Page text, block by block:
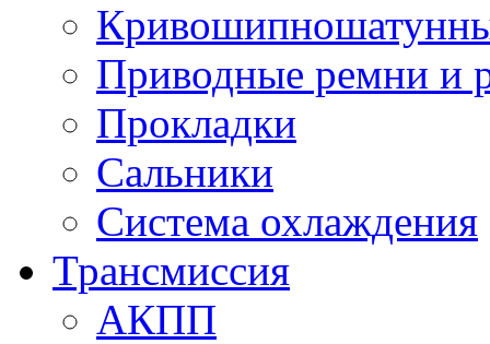
Приводные ремни и
Прокладки
Сальники
Система охлаждения
Трансмиссия
АКПП